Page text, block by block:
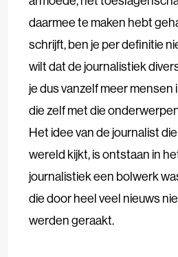
daarmee te maken hebt
schrijft, ben je per definitie
wilt dat de journalistiek
je dus vanzelf meer mensen
die zelf met die
Het idee van de journalist
wereld kijkt, is ontstaan in
journalistiek een bolwerk
die door heel veel nieuws
werden geraakt.